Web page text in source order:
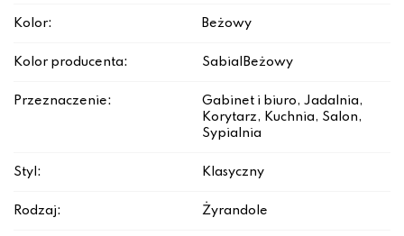
Kolor: Beżowy
Kolor producenta: Sabia|Beżowy
Przeznaczenie:
Gabinet i biuro, Jadalnia,
Korytarz, Kuchnia, Salon,
Sypialnia
Styl: Klasyczny
Rodzaj: Żyrandole